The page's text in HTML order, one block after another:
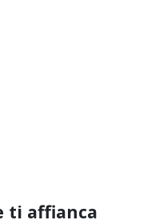
ti affianca